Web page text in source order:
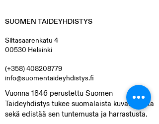
SUOMEN TAIDEYHDISTYS
Siltasaarenkatu 4
00530 Helsinki
(+358)408208779
info@suomentaideyhdistys.fi
Vuonna 1846 perustettu Suomen
Taideyhdistys tukee suomalaista kuvataidetta
sekä edistää sen tuntemusta ja harrastusta.